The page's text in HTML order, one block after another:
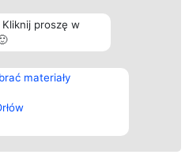
proszę w
materiały
Kontakt
Kontakt